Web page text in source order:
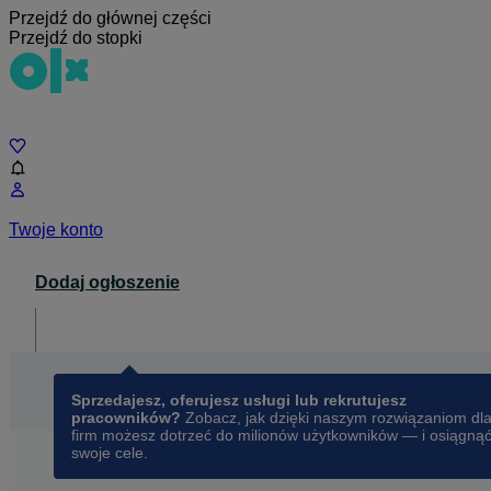
Przejdź do głównej części
Przejdź do stopki
Twoje konto
Dodaj ogłoszenie
Sprzedajesz, oferujesz usługi lub rekrutujesz
pracowników? Zobacz, jak dzięki naszym rozwiązaniom dla
firm możesz dotrzeć do milionów użytkowników — i osiągnąć
swoje cele.